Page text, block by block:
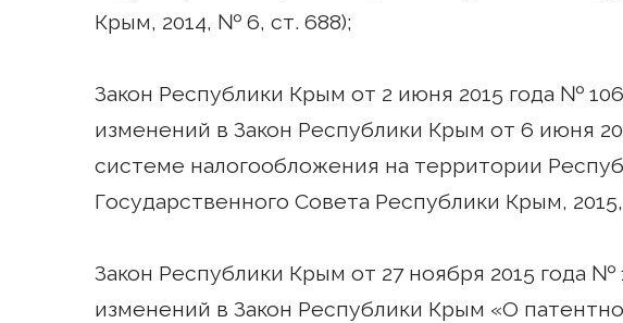
Крым, 2014, № 6, ст. 688);
Закон Республики Крым от 2 июня 2015 года №
изменений в Закон Республики Крым от 6 июня
системе налогообложения на территории
Государственного Совета Республики Крым,
Закон Республики Крым от 27 ноября 2015 года
изменений в Закон Республики Крым «О